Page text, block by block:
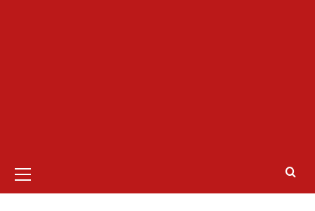
primario